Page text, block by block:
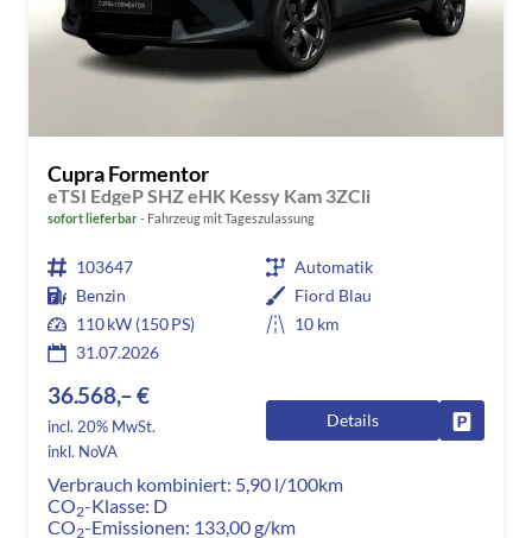
Cupra Formentor
eTSI EdgeP SHZ eHK Kessy Kam 3ZCli
sofort lieferbar Fahrzeug mit Tageszulassung
103647
Automatik
Benzin
Fiord Blau
110 kW (150 PS)
10 km
31.07.2026
36.568,– €
incl. 20% MwSt.
inkl. NoVA
Details
Verbrauch kombiniert: 5,90 l/100km
CO2-Klasse: D
CO2-Emissionen: 133,00 g/km